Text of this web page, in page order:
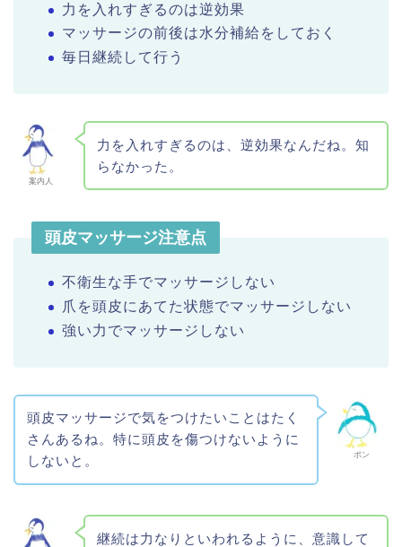
力を入れすぎるのは逆効果
マッサージの前後は水分補給をしておく
毎日継続して行う
案内人
力を入れすぎるのは、逆効果なんだね。知
らなかった。
頭皮マッサージ注意点
不衛生な手でマッサージしない
爪を頭皮にあてた状態でマッサージしない
強い力でマッサージしない
ポン
頭皮マッサージで気をつけたいことはたく
さんあるね。特に頭皮を傷つけないように
しないと。
継続は力なりといわれるように、意識して